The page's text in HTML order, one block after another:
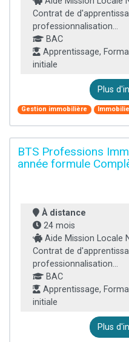
Contrat de
professionnalisation...
BAC
Apprentissage,
initiale
Plus
Gestion immobilière
BTS Professions
année formule
À distance
24 mois
Aide Mission Locale
Contrat de
professionnalisation...
BAC
Apprentissage,
initiale
Plus